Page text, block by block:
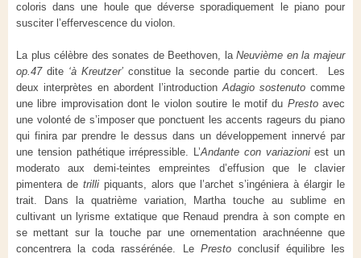
coloris dans une houle que déverse sporadiquement le piano pour
susciter l’effervescence du violon.
La plus célèbre des sonates de Beethoven, laNeuvième en la majeur
op.47dite ‘à Kreutzer’ constitue la seconde partie du concert. Les
deux interprètes en abordent l’introductionAdagio sostenuto comme
une libre improvisation dont le violon soutire le motif du Prestoavec
une volonté de s’imposer que ponctuent les accents rageurs du piano
qui finira par prendre le dessus dans un développement innervé par
une tension pathétique irrépressible. L’Andante con variazioniest un
moderato aux demi-teintes empreintes d’effusion que le clavier
pimentera detrillipiquants, alors que l’archet s’ingéniera à élargir le
trait. Dans la quatrième variation, Martha touche au sublime en
cultivant un lyrisme extatique que Renaud prendra à son compte en
se mettant sur la touche par une ornementation arachnéenne que
concentrera la coda rassérénée. Le Prestoconclusif équilibre les